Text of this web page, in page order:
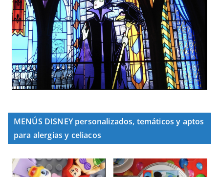
MENÚS DISNEY personalizados, temáticos y aptos
para alergias y celiacos